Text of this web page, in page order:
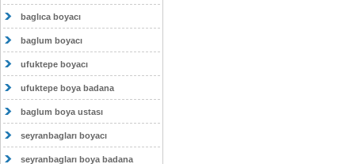
baglıca boyacı
baglum boyacı
ufuktepe boyacı
ufuktepe boya badana
baglum boya ustası
seyranbagları boyacı
seyranbagları boya badana